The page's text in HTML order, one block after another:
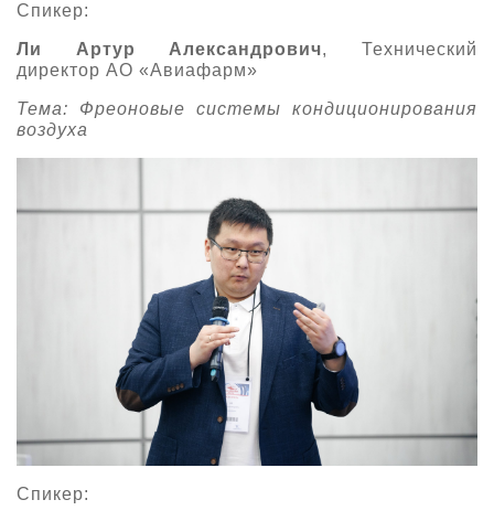
Спикер:
Ли Артур Александрович, Технический
директор АО «Авиафарм»
Тема: Фреоновые системы кондиционирования
воздуха
Спикер: